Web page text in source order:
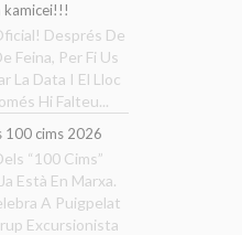
kamicei!!!
Després De
Feina, Per Fi Us
La Data I El Lloc
Hi Falteu...
100 cims 2026
“100 Cims”
Està En Marxa.
A Puigpelat
Excursionista